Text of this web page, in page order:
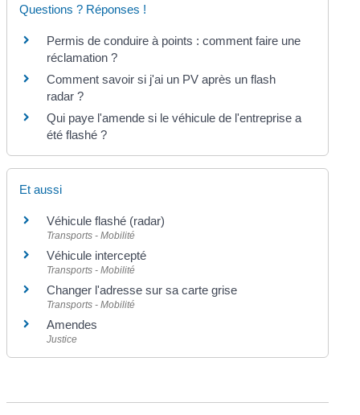
Questions ? Réponses !
Permis de conduire à points : comment faire une
réclamation ?
Comment savoir si j'ai un PV après un flash
radar ?
Qui paye l'amende si le véhicule de l'entreprise a
été flashé ?
Et aussi
Véhicule flashé (radar)
Transports - Mobilité
Véhicule intercepté
Transports - Mobilité
Changer l'adresse sur sa carte grise
Transports - Mobilité
Amendes
Justice